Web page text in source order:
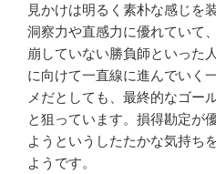
見かけは明るく素朴な感じを
洞察力や直感力に優れていて
崩していない勝負師といった
に向けて一直線に進んでいく
メだとしても、最終的なゴー
と狙っています。損得勘定が
ようというしたたかな気持ち
ようです。